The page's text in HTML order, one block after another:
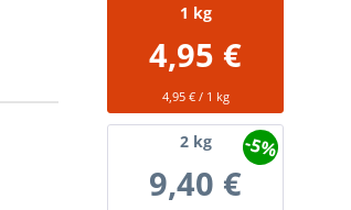
1 kg
4,95 €
4,95 € / 1 kg
2kg
9,40 €
-5%